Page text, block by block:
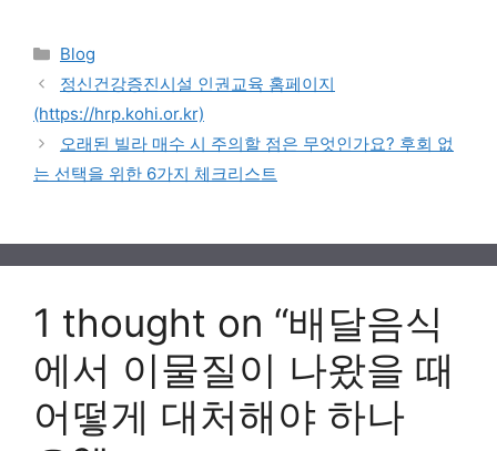
Categories
Blog
정신건강증진시설 인권교육 홈페이지
(https://hrp.kohi.or.kr)
오래된 빌라 매수 시 주의할 점은 무엇인가요? 후회 없
는 선택을 위한 6가지 체크리스트
1 thought on “배달음식
에서 이물질이 나왔을 때
어떻게 대처해야 하나